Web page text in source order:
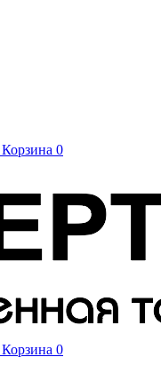
Корзина 0
Корзина 0